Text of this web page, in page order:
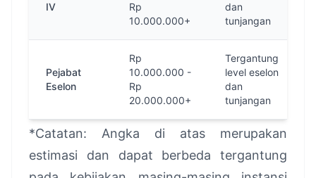
IV
Rp
10.000.000+
dan
tunjangan
Pejabat
Eselon
Rp
10.000.000 -
Rp
20.000.000+
Tergantung
level eselon
dan
tunjangan
*Catatan: Angka di atas merupakan
estimasi dan dapat berbeda tergantung